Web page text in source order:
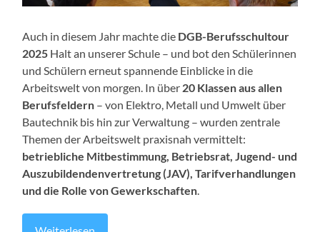
Auch in diesem Jahr machte die DGB-Berufsschultour
2025 Halt an unserer Schule – und bot den Schülerinnen
und Schülern erneut spannende Einblicke in die
Arbeitswelt von morgen. In über 20 Klassen aus allen
Berufsfeldern – von Elektro, Metall und Umwelt über
Bautechnik bis hin zur Verwaltung – wurden zentrale
Themen der Arbeitswelt praxisnah vermittelt:
betriebliche Mitbestimmung, Betriebsrat, Jugend- und
Auszubildendenvertretung (JAV), Tarifverhandlungen
und die Rolle von Gewerkschaften.